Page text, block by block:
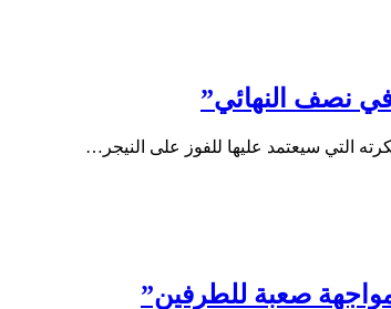
التي سيعتمد عليها للفوز على النيجر…
صعبة للطرفين”